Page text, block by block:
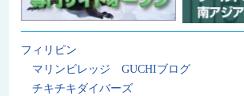
フィリピン
マリンビレッジ GUCHIブログ
チキチキダイバーズ